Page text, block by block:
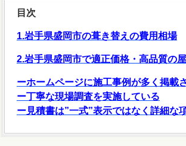
目次
1.岩手県盛岡市の葺き替えの費用相場
2.岩手県盛岡市で適正価格・高品質の
ーホームページに施工事例が多く掲載
ー丁寧な現場調査を実施している
ー見積書は”一式”表示ではなく詳細な